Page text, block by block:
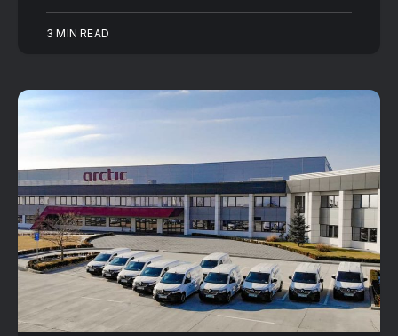
3 MIN READ